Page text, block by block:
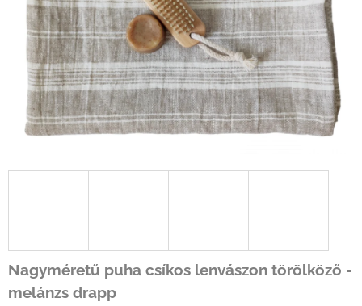
Nagyméretű puha csíkos lenvászon törölköző -
melánzs drapp